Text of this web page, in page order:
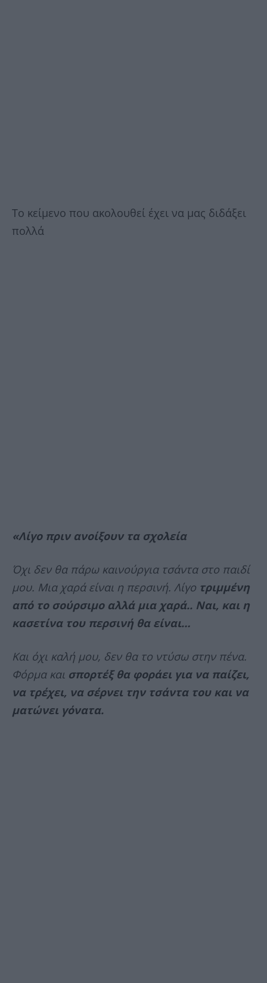
Το κείμενο που ακολουθεί έχει να μας διδάξει
πολλά
«Λίγο πριν ανοίξουν τα σχολεία
Όχι δεν θα πάρω καινούργια τσάντα στο παιδί
μου. Μια χαρά είναι η περσινή. Λίγο τριμμένη
από το σούρσιμο αλλά μια χαρά.. Ναι, και η
κασετίνα του περσινή θα είναι…
Και όχι καλή μου, δεν θα το ντύσω στην πένα.
Φόρμα και σπορτέξ θα φοράει για να παίζει,
να τρέχει, να σέρνει την τσάντα του και να
ματώνει γόνατα.